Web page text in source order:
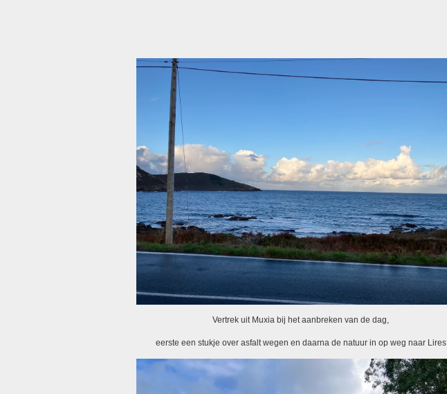
Vertrek uit Muxia bij het aanbreken van de dag,
eerste een stukje over asfalt wegen en daarna de natuur in op weg naar Lires